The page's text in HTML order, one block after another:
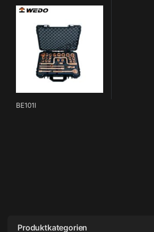
BE101I
Produktkategorien